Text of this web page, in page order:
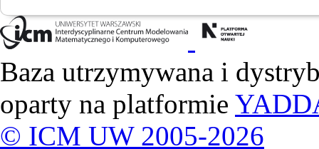
Baza utrzymywana i
oparty na platformie
© ICM UW 2005-2026